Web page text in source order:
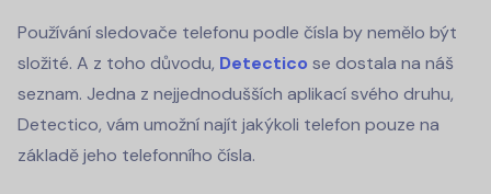
Používání sledovače telefonu podle čísla by nemělo být
složité. A z toho důvodu, Detectico se dostala na náš
seznam. Jedna z nejjednodušších aplikací svého druhu,
Detectico, vám umožní najít jakýkoli telefon pouze na
základě jeho telefonního čísla.